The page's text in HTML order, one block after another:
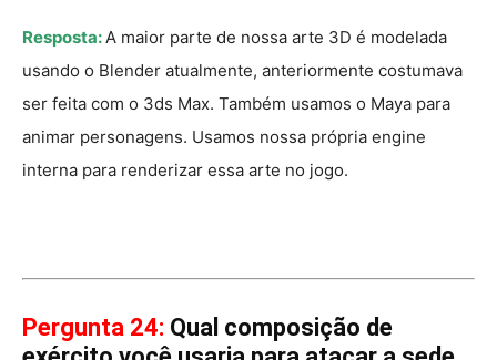
Resposta:A maior parte de nossa arte 3D é modelada
usando o Blender atualmente, anteriormente costumava
ser feita com o 3ds Max. Também usamos o Maya para
animar personagens. Usamos nossa própria engine
interna para renderizar essa arte no jogo.
Pergunta 24: Qual composição de